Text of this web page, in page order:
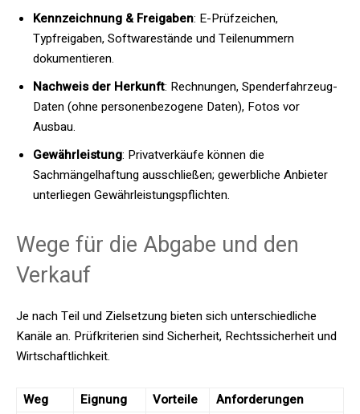
Kennzeichnung & Freigaben: E-Prüfzeichen,
Typfreigaben, Softwarestände und Teilenummern
dokumentieren.
Nachweis der Herkunft: Rechnungen, Spenderfahrzeug-
Daten (ohne personenbezogene Daten), Fotos vor
Ausbau.
Gewährleistung: Privatverkäufe können die
Sachmängelhaftung ausschließen; gewerbliche Anbieter
unterliegen Gewährleistungspflichten.
Wege für die Abgabe und den
Verkauf
Je nach Teil und Zielsetzung bieten sich unterschiedliche
Kanäle an. Prüfkriterien sind Sicherheit, Rechtssicherheit und
Wirtschaftlichkeit.
Weg Eignung Vorteile
Anforderungen